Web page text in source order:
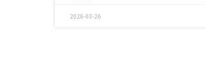
會，更象徵北台灣半導體產業版圖在
2026-03-26